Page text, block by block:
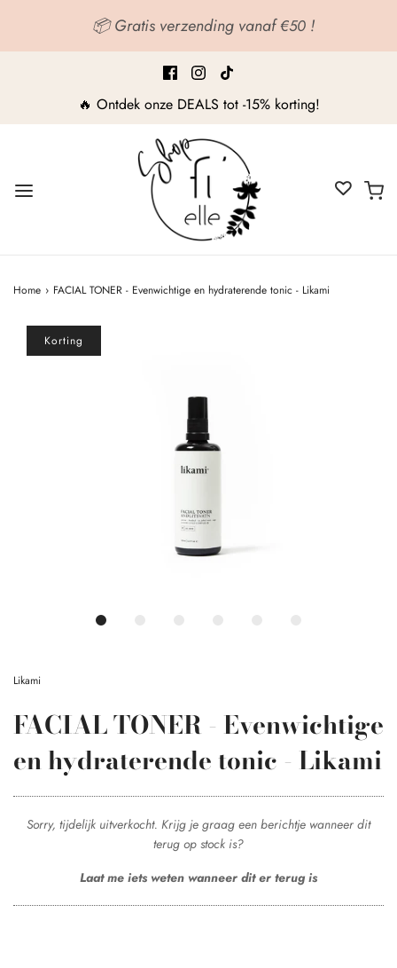
📦 Gratis verzending vanaf €50 !
🔥 Ontdek onze DEALS tot -15% korting!
Home › FACIAL TONER - Evenwichtige en hydraterende tonic - Likami
Korting
Likami
FACIAL TONER - Evenwichtige
en hydraterende tonic - Likami
Sorry, tijdelijk uitverkocht. Krijg je graag een berichtje wanneer dit
terug op stock is?
Laat me iets weten wanneer dit er terug is